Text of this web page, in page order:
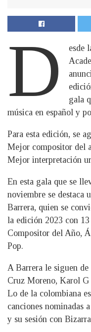
D
esde
gala
música en español y
Para esta edición, se
Mejor compositor del
Mejor interpretación
En esta gala que se
noviembre se destaca
Barrera, quien se
la edición 2023 con
Compositor del Año,
Pop.
A Barrera le siguen
Cruz Moreno, Karol
Lo de la colombiana
canciones nominadas
y su sesión con